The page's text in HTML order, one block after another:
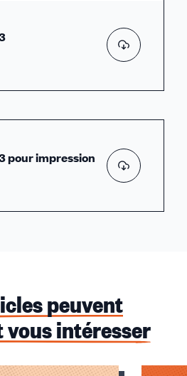
pour impression
peuvent
vous intéresser